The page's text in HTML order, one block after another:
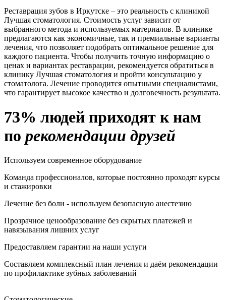
Реставрация зубов в Иркутске – это реальность с клиникой
Лучшая стоматология. Стоимость услуг зависит от
выбранного метода и используемых материалов. В клинике
предлагаются как экономичные, так и премиальные варианты
лечения, что позволяет подобрать оптимальное решение для
каждого пациента. Чтобы получить точную информацию о
ценах и вариантах реставрации, рекомендуется обратиться в
клинику Лучшая стоматология и пройти консультацию у
стоматолога. Лечение проводится опытными специалистами,
что гарантирует высокое качество и долговечность результата.
73% людей приходят к нам
по рекомендации друзей
Используем современное оборудование
Команда профессионалов, которые постоянно проходят курсы
и стажировки
Лечение без боли - используем безопасную анестезию
Прозрачное ценообразование без скрытых платежей и
навязывания лишних услуг
Предоставляем гарантии на наши услуги
Составляем комплексный план лечения и даём рекомендации
по профилактике зубных заболеваний